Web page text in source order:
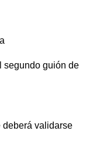
segundo guión de
deberá validarse